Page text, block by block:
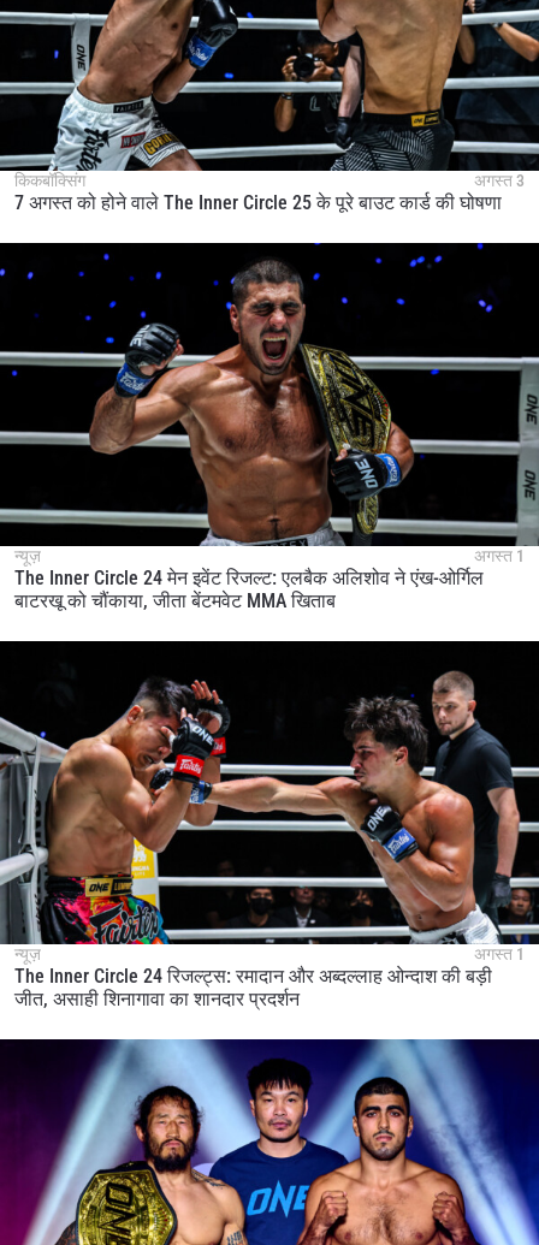
किकबॉक्सिंग अगस्त 3
7 अगस्त को होने वाले The Inner Circle 25 के पूरे बाउट कार्ड की घोषणा
न्यूज़ अगस्त 1
The Inner Circle 24 मेन इवेंट रिजल्ट: एलबैक अलिशोव ने एंख-ओर्गिल
बाटरखू को चौंकाया, जीता बेंटमवेट MMA खिताब
न्यूज़ अगस्त 1
The Inner Circle 24 रिजल्ट्स: रमादान और अब्दल्लाह ओन्दाश की बड़ी
जीत, असाही शिनागावा का शानदार प्रदर्शन